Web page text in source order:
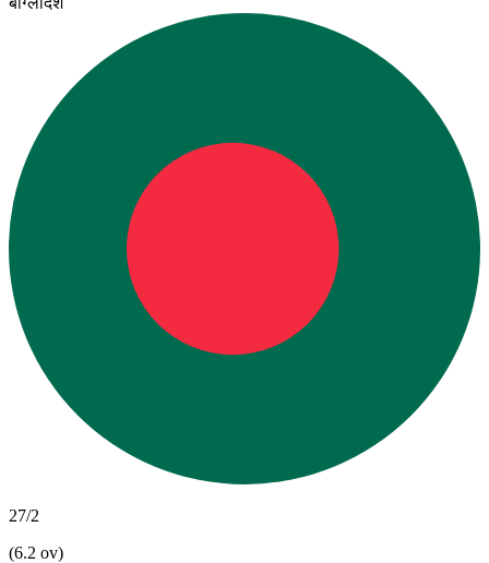
27/2
(6.2 ov)